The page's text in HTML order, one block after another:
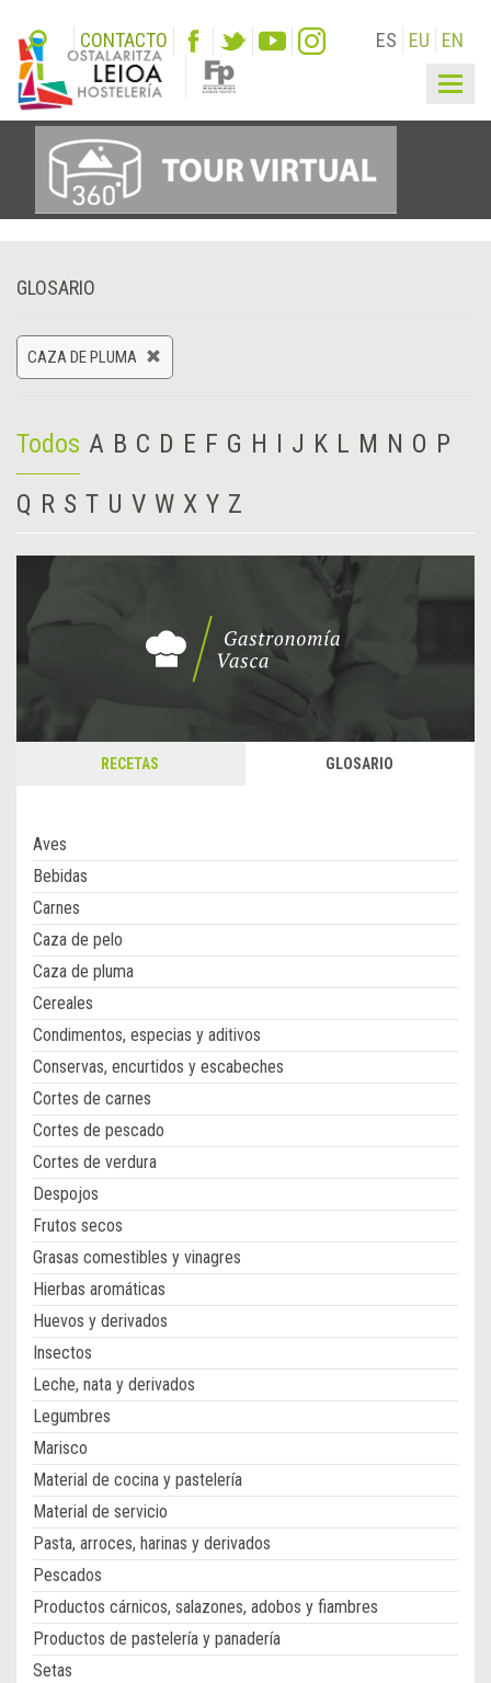
CONTACTO ES EU EN
GLOSARIO
CAZA DE PLUMA
Todos A B C D E F G H I J K L M N O P
Q R S T U V W X Y Z
RECETAS GLOSARIO
Aves
Bebidas
Carnes
Caza de pelo
Caza de pluma
Cereales
Condimentos, especias y aditivos
Conservas, encurtidos y escabeches
Cortes de carnes
Cortes de pescado
Cortes de verdura
Despojos
Frutos secos
Grasas comestibles y vinagres
Hierbas aromáticas
Huevos y derivados
Insectos
Leche, nata y derivados
Legumbres
Marisco
Material de cocina y pastelería
Material de servicio
Pasta, arroces, harinas y derivados
Pescados
Productos cárnicos, salazones, adobos y fiambres
Productos de pastelería y panadería
Setas